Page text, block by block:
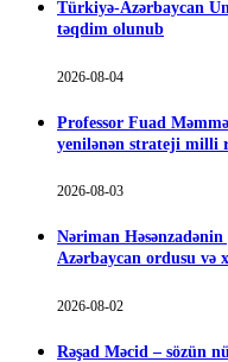
Türkiyə-Azərbaycan
təqdim olunub
2026-08-04
Professor Fuad
yenilənən strateji milli
2026-08-03
Nəriman Həsənzadənin
Azərbaycan ordusu və
2026-08-02
Rəşad Məcid – sözün